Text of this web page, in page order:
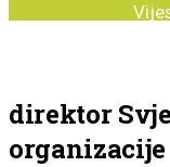
direktor
organizacije